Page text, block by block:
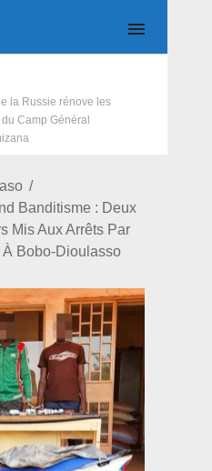
la Russie rénove les
Camp Général
Banditisme : Deux
Mis Aux Arrêts Par
Bobo-Dioulasso